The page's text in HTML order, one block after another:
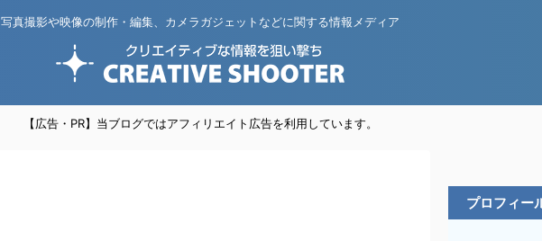
写真撮影や映像の制作・編集、カメラガジェットなどに関する情報メディア
【広告・PR】当ブログではアフィリエイト広告を利用しています。
プロフィー